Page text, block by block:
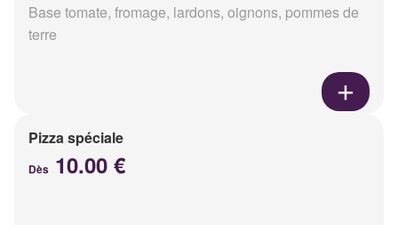
Base tomate, fromage, lardons, oignons, pommes de
terre
Pizza spéciale
Dès 10.00 €